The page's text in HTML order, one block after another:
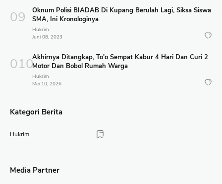
Oknum Polisi BIADAB Di Kupang Berulah Lagi, Siksa Siswa
SMA, Ini Kronologinya
Hukrim
Juni 08, 2023
Akhirnya Ditangkap, To'o Sempat Kabur 4 Hari Dan Curi 2
Motor Dan Bobol Rumah Warga
Hukrim
Mei 10, 2026
Kategori Berita
Hukrim
Media Partner